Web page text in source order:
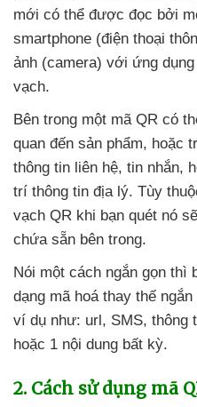
mới có thể được đọc bởi
smartphone (điện thoại
ảnh (camera) với ứng
vạch.
Bên trong một mã QR có
quan đến sản phẩm, hoặc
thông tin liên hệ, tin nhắn,
trí thông tin địa lý. Tùy
vạch QR khi bạn quét nó
chứa sẵn bên trong.
Nói một cách ngắn gọn thì
dạng mã hoá thay thế
ví dụ như: url, SMS, thông
hoặc 1 nội dung bất kỳ.
2. Cách sử dụng mã